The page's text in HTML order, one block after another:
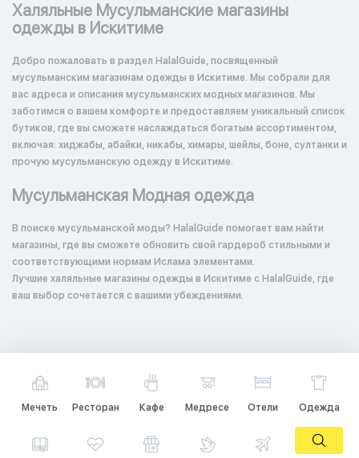
Халяльные Мусульманские магазины
одежды в Искитиме
Добро пожаловать в раздел HalalGuide, посвященный
мусульманским магазинам одежды в Искитиме. Мы собрали для
вас адреса и описания мусульманских модных магазинов. Мы
заботимся о вашем комфорте и предоставляем уникальный список
бутиков, где вы сможете наслаждаться богатым ассортиментом,
включая: хиджабы, абайки, никабы, химары, шейлы, боне, султанки и
прочую мусульманскую одежду в Искитиме.
Мусульманская Модная одежда
В поиске мусульманской моды? HalalGuide помогает вам найти
магазины, где вы сможете обновить свой гардероб стильными и
соответствующими нормам Ислама элементами.
Лучшие халяльные магазины одежды в Искитиме с HalalGuide, где
ваш выбор сочетается с вашими убеждениями.
Мечеть Ресторан Кафе Медресе Отели Одежда